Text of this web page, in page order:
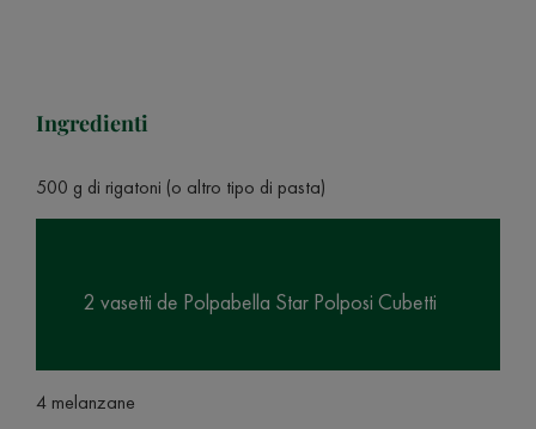
Ingredienti
500 g di rigatoni (o altro tipo di pasta)
2 vasetti de Polpabella Star Polposi Cubetti
4 melanzane